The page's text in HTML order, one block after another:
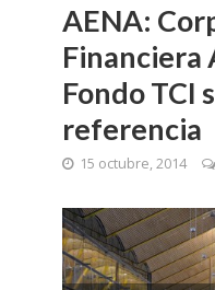
AENA:
Financiera
Fondo TCI
referencia
15 octubre, 2014